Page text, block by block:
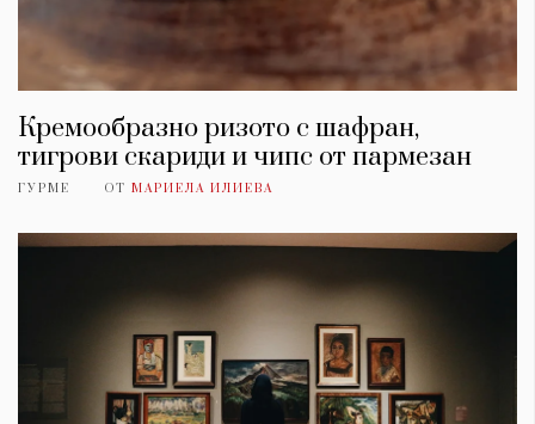
Кремообразно ризото с шафран,
тигрови скариди и чипс от пармезан
ГУРМЕ ОТ МАРИЕЛА ИЛИЕВА